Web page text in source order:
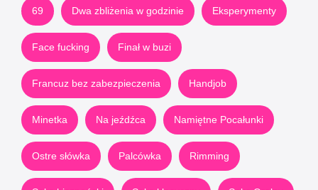
69 Dwa zbliżenia w godzinie Eksperymenty
Face fucking Finał w buzi
Francuz bez zabezpieczenia Handjob
Minetka Na jeźdźca Namiętne Pocałunki
Ostre słówka Palcówka Rimming